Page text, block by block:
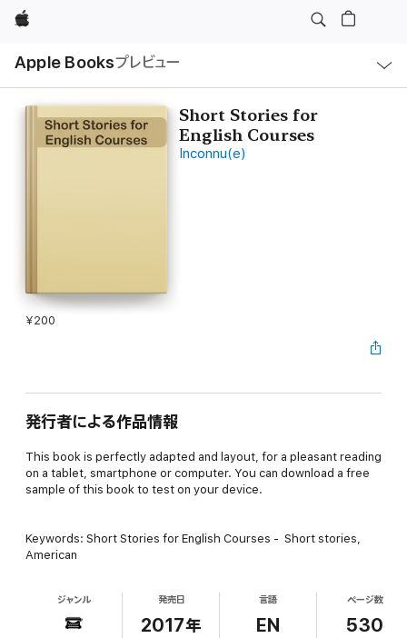
Apple
Apple Booksプレビュー
ル
Short Stories for
English Courses
Inconnu(e)
¥200
発行者による作品情報
This book is perfectly adapted and layout, for a pleasant reading
on a tablet, smartphone or computer. You can download a free
sample of this book to test on your device.
Keywords: Short Stories for English Courses - Short stories,
American
ジャンル 発売日
2017年
言語
EN
ページ数
530